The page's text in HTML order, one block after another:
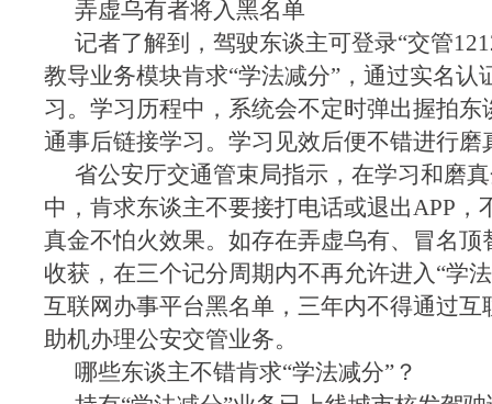
弄虚乌有者将入黑名单
记者了解到，驾驶东谈主可登录“交管
教导业务模块肯求“学法减分”，通过实名认
习。学习历程中，系统会不定时弹出握拍东
通事后链接学习。学习见效后便不错进行磨
省公安厅交通管束局指示，在学习和磨
中，肯求东谈主不要接打电话或退出APP，
真金不怕火效果。如存在弄虚乌有、冒名顶
收获，在三个记分周期内不再允许进入“学
互联网办事平台黑名单，三年内不得通过互
助机办理公安交管业务。
哪些东谈主不错肯求“学法减分”？